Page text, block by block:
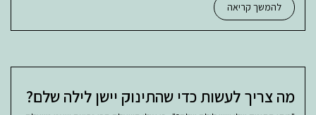
להמשך קריאה
מה צריך לעשות כדי שהתינוק יישן לילה שלם?